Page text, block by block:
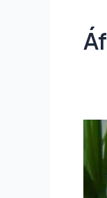
sedia